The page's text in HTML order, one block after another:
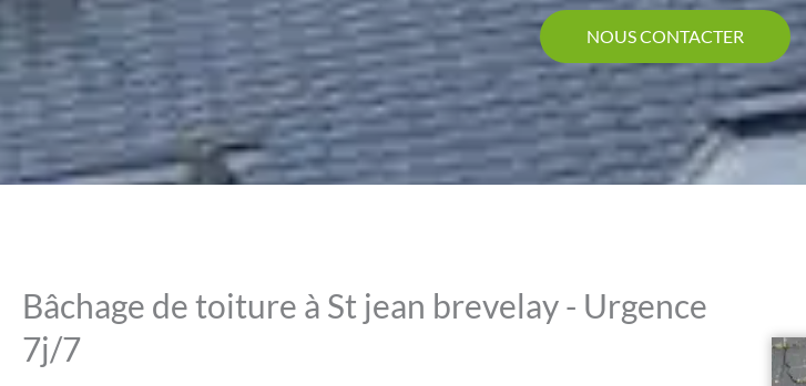
NOUS CONTACTER
Bâchage de toiture à St jean brevelay - Urgence
7j/7